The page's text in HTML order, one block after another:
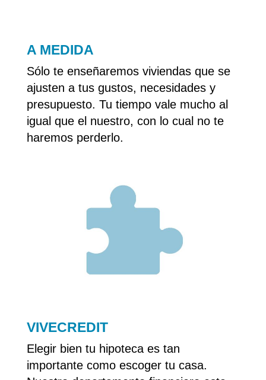
A MEDIDA
Sólo te enseñaremos viviendas que se
ajusten a tus gustos, necesidades y
presupuesto. Tu tiempo vale mucho al
igual que el nuestro, con lo cual no te
haremos perderlo.
VIVECREDIT
Elegir bien tu hipoteca es tan
importante como escoger tu casa.